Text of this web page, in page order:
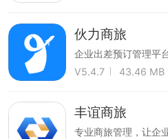
伙力商旅
企业出差预订管理平
效合规的专业差旅服务
V5.4.7 43.46 MB
丰谊商旅
专业商旅管理，让企